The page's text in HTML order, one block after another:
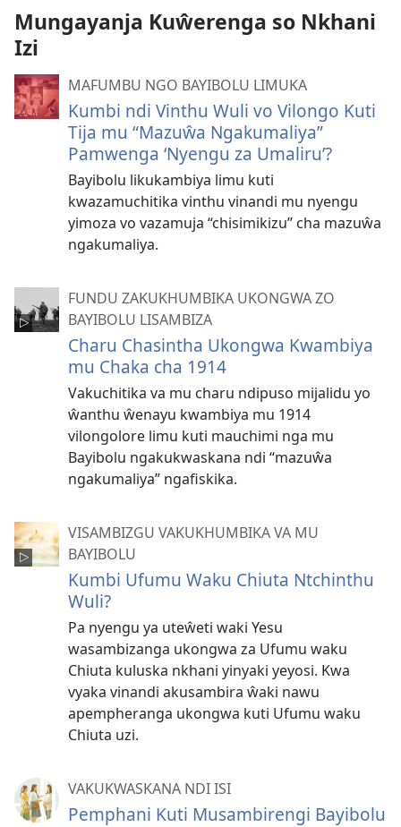
Mungayanja Kuŵerenga so Nkhani
Izi
MAFUMBU NGO BAYIBOLU LIMUKA
Kumbi ndi Vinthu Wuli vo Vilongo Kuti
Tija mu “Mazuŵa Ngakumaliya”
Pamwenga ‘Nyengu za Umaliru’?
Bayibolu likukambiya limu kuti
kwazamuchitika vinthu vinandi mu nyengu
yimoza vo vazamuja “chisimikizu” cha mazuŵa
ngakumaliya.
FUNDU ZAKUKHUMBIKA UKONGWA ZO
BAYIBOLU LISAMBIZA
Charu Chasintha Ukongwa Kwambiya
mu Chaka cha 1914
Vakuchitika va mu charu ndipuso mijalidu yo
ŵanthu ŵenayu kwambiya mu 1914
vilongolore limu kuti mauchimi nga mu
Bayibolu ngakukwaskana ndi “mazuŵa
ngakumaliya” ngafiskika.
VISAMBIZGU VAKUKHUMBIKA VA MU
BAYIBOLU
Kumbi Ufumu Waku Chiuta Ntchinthu
Wuli?
Pa nyengu ya uteŵeti waki Yesu
wasambizanga ukongwa za Ufumu waku
Chiuta kuluska nkhani yinyaki yeyosi. Kwa
vyaka vinandi akusambira ŵaki nawu
apempheranga ukongwa kuti Ufumu waku
Chiuta uzi.
VAKUKWASKANA NDI ISI
Pemphani Kuti Musambirengi Bayibolu